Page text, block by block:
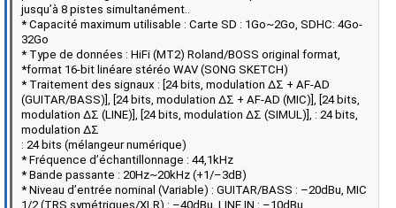
jusqu’à 8 pistes simultanément..
* Capacité maximum utilisable : Carte SD : 1Go~2Go, SDHC: 4Go-
32Go
* Type de données : HiFi (MT2) Roland/BOSS original format,
*format 16-bit linéare stéréo WAV (SONG SKETCH)
* Traitement des signaux : [24 bits, modulation ΔΣ + AF-AD
(GUITAR/BASS)], [24 bits, modulation ΔΣ + AF-AD (MIC)], [24 bits,
modulation ΔΣ (LINE)], [24 bits, modulation ΔΣ (SIMUL)], : 24 bits,
modulation ΔΣ
: 24 bits (mélangeur numérique)
* Fréquence d’échantillonnage : 44,1kHz
* Bande passante : 20Hz~20kHz (+1/–3dB)
* Niveau d’entrée nominal (Variable) : GUITAR/BASS : –20dBu, MIC
1/2 (TRS symétriques/XLR) : –40dBu, LINE IN : –10dBu